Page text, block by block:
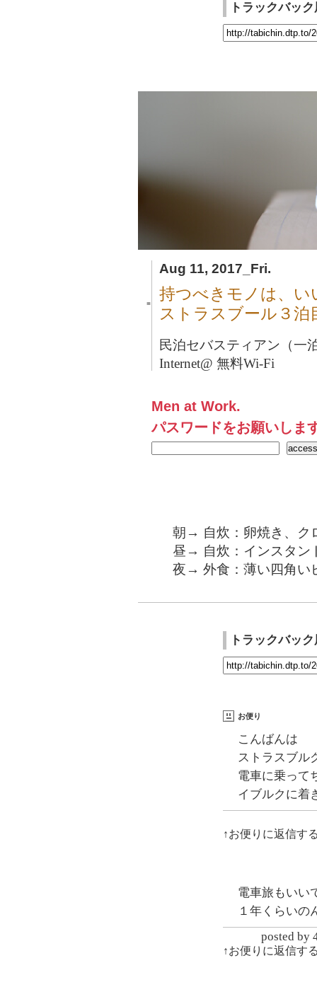
トラックバッ
Aug 11, 2017_Fri.
■
持つべきモノは、い
ストラスブール３泊
民泊セバスティアン（一
Internet@ 無料Wi-Fi
Men at Work.
パスワードをお願いしま
朝→ 自炊：卵焼き、ク
昼→ 自炊：インスタン
夜→ 外食：薄い四角い
トラックバッ
お便り
こんばんは
ストラスブル
電車に乗って
イブルクに着
↑お便りに返信す
電車旅もいい
１年くらいの
posted by
↑お便りに返信す